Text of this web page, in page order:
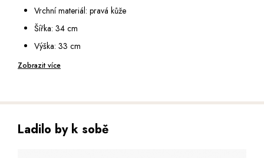
Vejde se formát A4
Výška ucha: 25 cm
Popruh na ramena: nastavitelný v rozmezí 42 - 80 cm
Vrchní materiál: pravá kůže
Šířka: 34 cm
Výška: 33 cm
Hloubka: 10 cm
Zobrazit více
Ladilo by k sobě